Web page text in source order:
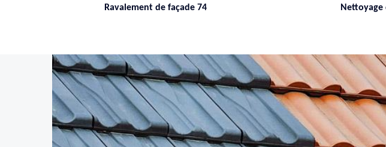
Ravalement de façade 74 Nettoyage de